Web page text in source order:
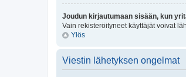
Joudun kirjautumaan sisään, kun
Vain rekisteröityneet käyttäjät voivat
Ylös
Viestin lähetyksen ongelmat